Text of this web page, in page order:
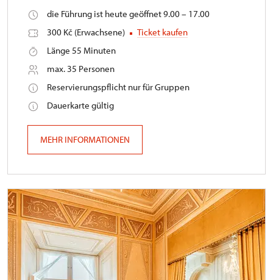
die Führung ist heute geöffnet 9.00 – 17.00
300 Kč (Erwachsene)
Ticket kaufen
Länge 55 Minuten
max. 35 Personen
Reservierungspflicht nur für Gruppen
Dauerkarte gültig
MEHR INFORMATIONEN